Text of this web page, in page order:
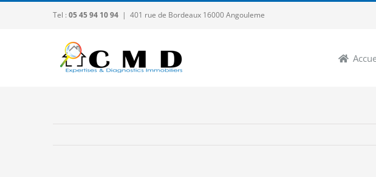
Tel : 05 45 94 10 94 | 401 rue de Bordeaux 16000 Angouleme